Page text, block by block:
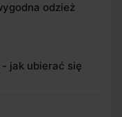
odzież
jak ubierać się